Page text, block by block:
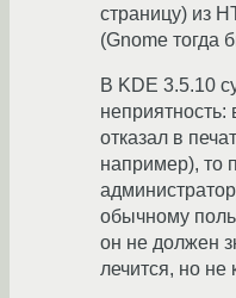
страницу) из
(Gnome тогда
В KDE 3.5.10
неприятность:
отказал в
например), то
обычному
он не должен
лечится, но не